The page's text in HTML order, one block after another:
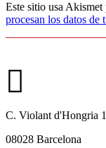
Este sitio usa Akismet
procesan los datos de
C. Violant d'Hongria
08028 Barcelona